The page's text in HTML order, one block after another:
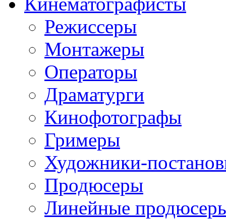
Режиссеры
Монтажеры
Операторы
Драматурги
Кинофотографы
Гримеры
Художники-
Продюсеры
Линейные